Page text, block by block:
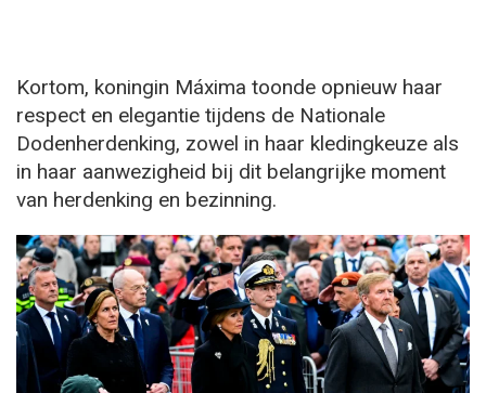
Kortom, koningin Máxima toonde opnieuw haar
respect en elegantie tijdens de Nationale
Dodenherdenking, zowel in haar kledingkeuze als
in haar aanwezigheid bij dit belangrijke moment
van herdenking en bezinning.